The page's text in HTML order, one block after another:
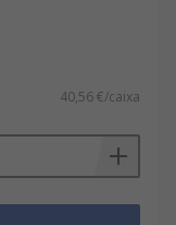
40,56 €/caixa